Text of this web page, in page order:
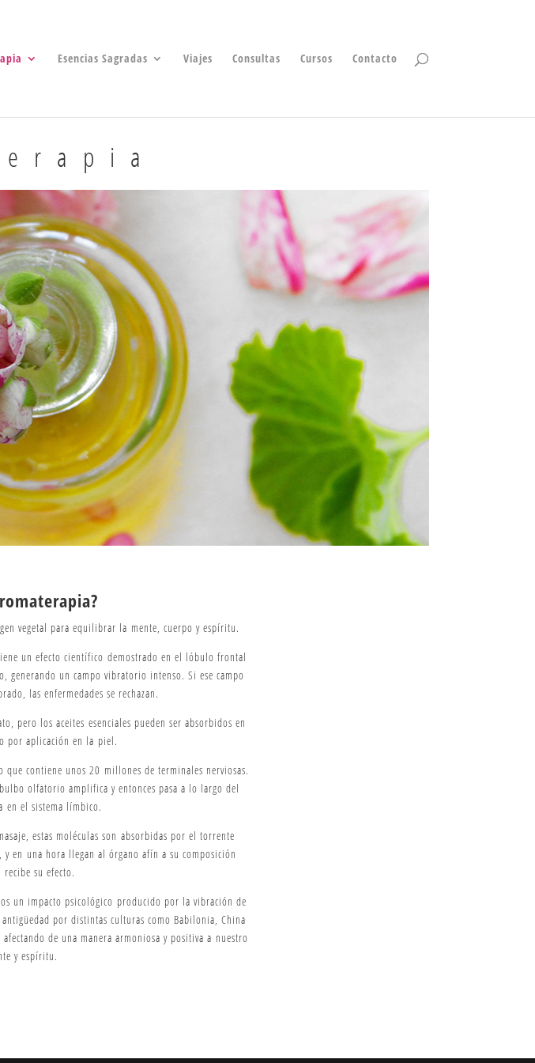
Esencias Sagradas Viajes Consultas Cursos Contacto
vegetal para equilibrar la mente, cuerpo y espíritu.
un efecto científico demostrado en el lóbulo frontal
generando un campo vibratorio intenso. Si ese campo
las enfermedades se rechazan.
pero los aceitesesenciales pueden ser absorbidos en
por aplicación en la piel.
que contiene unos 20 millones de terminales nerviosas.
olfatorio amplifica y entonces pasa a lo largo del
en el sistema límbico.
estas moléculas son absorbidas por el torrente
y en una hora llegan al órgano afín a su composición
su efecto.
un impacto psicológico producido por la vibración de
antigüedad por distintas culturas como Babilonia, China
de una manera armoniosa y positiva a nuestro
y espíritu.